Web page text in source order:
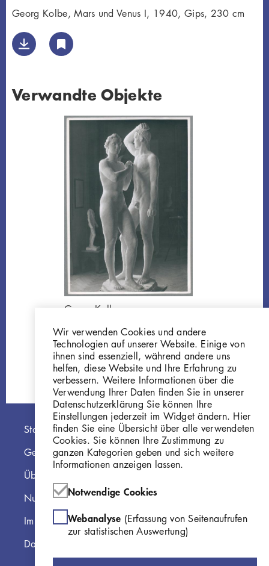
Georg Kolbe, Mars und Venus I, 1940, Gips, 230 cm
Verwandte Objekte
Georg Kolbe
1940, Gips
GKFo-0500_001
Hauptnavigation
Startseite
Georg Kolbe Museum
Über die Online Sammlung
Nutzungshinweise
Impressum
Datenschutzerklärung
Wir verwenden Cookies und andere
Technologien auf unserer Website. Einige von
ihnen sind essenziell, während andere uns
helfen, diese Website und Ihre Erfahrung zu
verbessern. Weitere Informationen über die
Verwendung Ihrer Daten finden Sie in unserer
Datenschutzerklärung Sie können Ihre
Einstellungen jederzeit im Widget ändern. Hier
finden Sie eine Übersicht über alle verwendeten
Cookies. Sie können Ihre Zustimmung zu
ganzen Kategorien geben und sich weitere
Informationen anzeigen lassen.
Notwendige Cookies
Webanalyse (Erfassung von Seitenaufrufen
zur statistischen Auswertung)